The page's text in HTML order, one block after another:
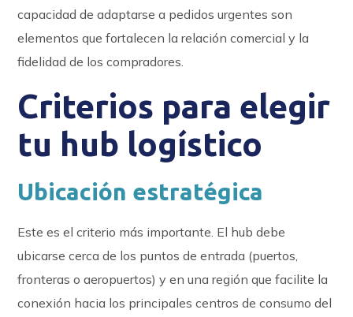
capacidad de adaptarse a pedidos urgentes son
elementos que fortalecen la relación comercial y la
fidelidad de los compradores.
Criterios para elegir
tu hub logístico
Ubicación estratégica
Este es el criterio más importante. El hub debe
ubicarse cerca de los puntos de entrada (puertos,
fronteras o aeropuertos) y en una región que facilite la
conexión hacia los principales centros de consumo del